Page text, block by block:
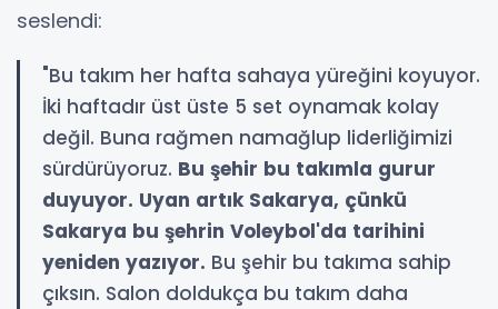
seslendi:
"Bu takım her hafta sahaya yüreğini koyuyor.
İki haftadır üst üste 5 set oynamak kolay
değil. Buna rağmen namağlup liderliğimizi
sürdürüyoruz. Bu şehir bu takımla gurur
duyuyor. Uyan artık Sakarya, çünkü
Sakarya bu şehrin Voleybol'da tarihini
yeniden yazıyor. Bu şehir bu takıma sahip
çıksın. Salon doldukça bu takım daha